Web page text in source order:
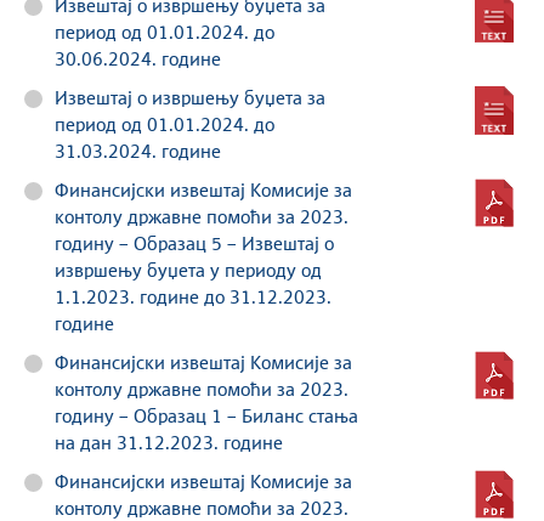
Извештај о извршењу буџета за
период од 01.01.2024. до
30.06.2024. годинe
Извештај о извршењу буџета за
период од 01.01.2024. до
31.03.2024. годинe
Финансијски извештај Комисије за
контолу државне помоћи за 2023.
годину – Образац 5 – Извештај о
извршењу буџета у периоду од
1.1.2023. године до 31.12.2023.
године
Финансијски извештај Комисије за
контолу државне помоћи за 2023.
годину – Образац 1 – Биланс стања
на дан 31.12.2023. године
Финансијски извештај Комисије за
контолу државне помоћи за 2023.